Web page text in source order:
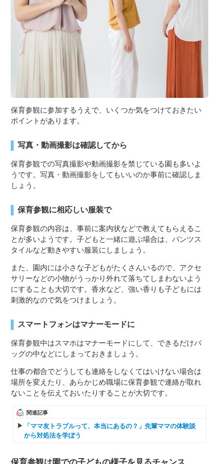
保育参観に参加するうえで、いくつか気をつけておきたい
ポイントがあります。
写真・動画撮影は確認してから
保育参観での写真撮影や動画撮影を禁じている園も多いよ
うです。写真・動画撮影をしてもいいのか事前に確認しま
しょう。
保育参観に相応しい服装で
保育参観の内容は、事前に案内状などで教えてもらえるこ
とが多いようです。子どもと一緒に遊ぶ場合は、パンツス
タイルなど動きやすい服装にしましょう。
また、園内には小さな子どもがたくさんいるので、アクセ
サリーなどの小物がうっかり外れて落ちてしまわないよう
にすることも大切です。香水など、強い香りも子どもには
刺激的なので気をつけましょう。
スマートフォンはマナーモードに
保育参観中はスマホはマナーモードにして、できるだけバ
ッグの中などにしまっておきましょう。
仕事の都合でどうしても連絡をしなくてはいけない場合は
場所を変えたり、あらかじめ職場に保育参観で連絡が取れ
ないことを伝えておいたりすることが大切です。
関連記事
「ママ友トラブルって、本当にあるの？」先輩ママの体験談
から対処法を学ぼう
保育参観は園での子どもの様子を見るチャンス